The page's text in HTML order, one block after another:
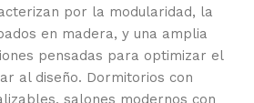
por la modularidad, la
en madera, y una amplia
pensadas para optimizar el
al diseño. Dormitorios con
salones modernos con